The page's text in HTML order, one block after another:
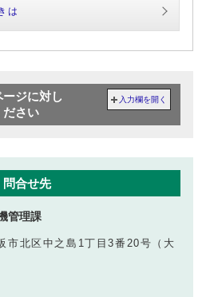
は
ージに対し
ださい
入力欄を開く
問合せ先
管理課
北区中之島1丁目3番20号（大